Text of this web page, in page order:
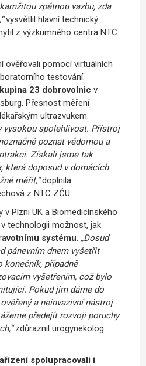
zpětnou vazbu, zda
vysvětlil hlavní technický
z výzkumného centra NTC
ověřovali pomocí virtuálních
testování.
23 dobrovolnic v
Přesnost měření
ultrazvukem.
vysokou spolehlivost. Přístroj
poznat vědomou a
Získali jsme tak
která doposud v domácích
měřit,“doplnila
z NTC ZČU.
v Plzni UK a Biomedicínského
technologii možnost, jak
systému. „Dosud
pánevním dnem vyšetřit
konečník, případně
vyšetřením, což bylo
Pokud jim dáme do
a neinvazivní nástroj
předejít rozvoji poruchy
zdůraznil urogynekolog
spolupracovali i